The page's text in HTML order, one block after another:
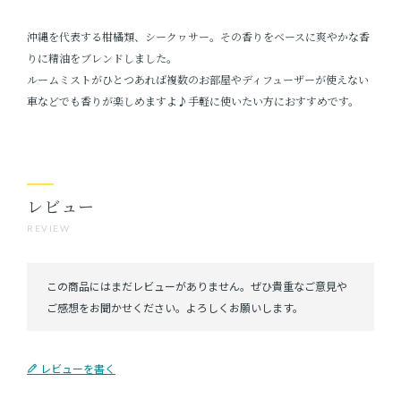
沖縄を代表する柑橘類、シークヮサー。その香りをベースに爽やかな香
りに精油をブレンドしました。
ルームミストがひとつあれば複数のお部屋やディフューザーが使えない
車などでも香りが楽しめますよ♪手軽に使いたい方におすすめです。
REVIEW
レビュー
レビューを書く